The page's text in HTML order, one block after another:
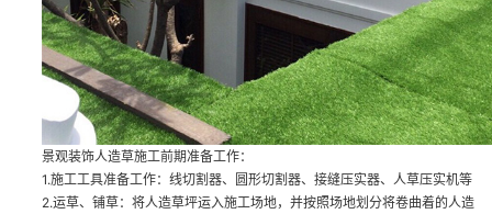
景观装饰人造草施工前期准备工作：
1.施工工具准备工作：线切割器、圆形切割器、接缝压实器、人草压实机等
2.运草、铺草：将人造草坪运入施工场地，并按照场地划分将卷曲着的人造